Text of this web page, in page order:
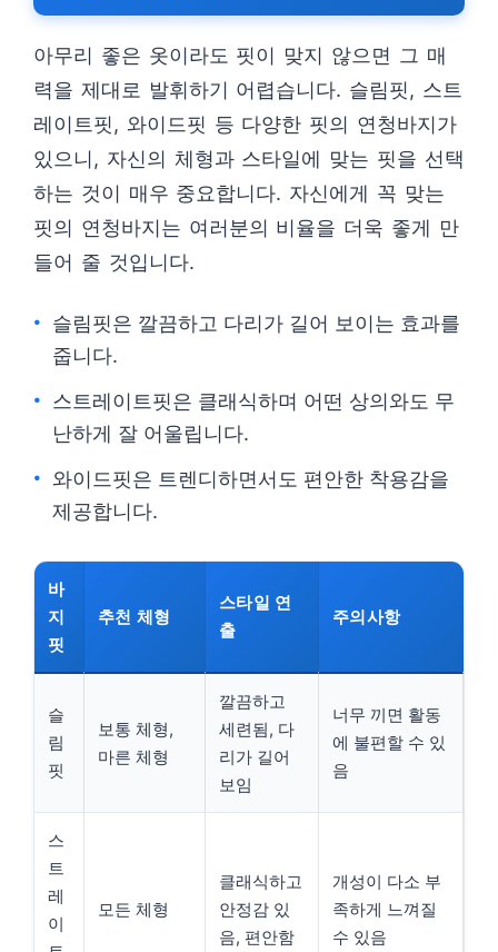
아무리 좋은 옷이라도 핏이 맞지 않으면 그 매
력을 제대로 발휘하기 어렵습니다. 슬림핏, 스트
레이트핏, 와이드핏 등 다양한 핏의 연청바지가
있으니, 자신의 체형과 스타일에 맞는 핏을 선택
하는 것이 매우 중요합니다. 자신에게 꼭 맞는
핏의 연청바지는 여러분의 비율을 더욱 좋게 만
들어 줄 것입니다.
슬림핏은 깔끔하고 다리가 길어 보이는 효과를
줍니다.
스트레이트핏은 클래식하며 어떤 상의와도 무
난하게 잘 어울립니다.
와이드핏은 트렌디하면서도 편안한 착용감을
제공합니다.
바
지
핏
추천 체형
스타일 연
출
주의사항
슬
림
핏
보통 체형,
마른 체형
깔끔하고
세련됨, 다
리가 길어
보임
너무 끼면 활동
에 불편할 수 있
음
스
트
레
이
모든 체형
클래식하고
안정감 있
음, 편안함
개성이 다소 부
족하게 느껴질
수 있음